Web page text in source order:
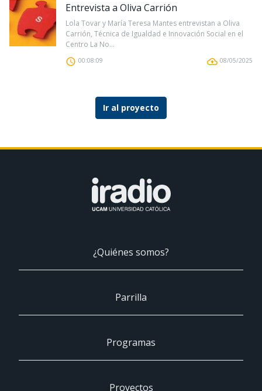
Entrevista a Oliva Carrión
Lola Tovar y María Teresa Mantes entrevistan a Oliva
Carrión, Técnica de Igualdad e Innovación Social en el
Centro La No...
00:08:09 08/05/2025
Ir al proyecto
¿Quiénes somos?
Parrilla
Programas
Proyectos